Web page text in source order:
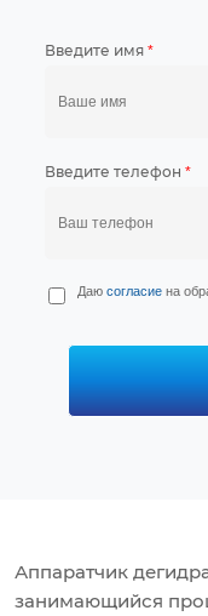
Введите имя *
Введите телефон *
П
е
Даю согласиена
Аппаратчик
занимающийся